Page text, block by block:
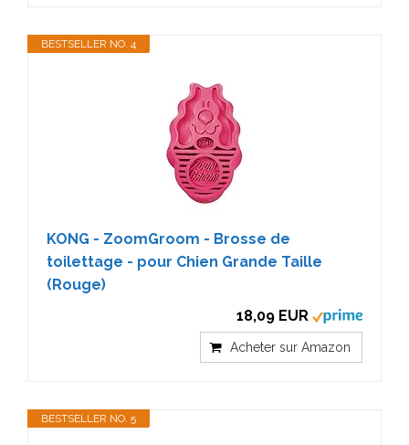
BESTSELLER NO. 4
KONG - ZoomGroom - Brosse de
toilettage - pour Chien Grande Taille
(Rouge)
18,09 EUR
Acheter sur Amazon
BESTSELLER NO. 5